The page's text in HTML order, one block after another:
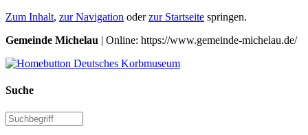
Zum Inhalt, zur Navigation oderzur Startseite springen.
Gemeinde Michelau | Online: https://www.gemeinde-michelau.de/
Suche